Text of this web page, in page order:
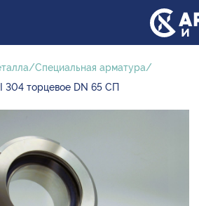
Специальная арматура
304 торцевое DN 65 СП